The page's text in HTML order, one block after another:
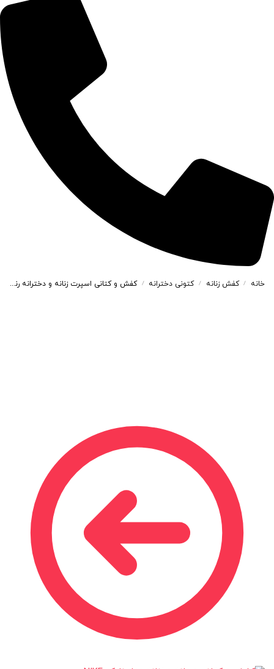
خانه / کفش زنانه / کتونی دخترانه / کفش و کتانی اسپرت زنانه و دخترانه رنگ طوسی یشمی کد M106